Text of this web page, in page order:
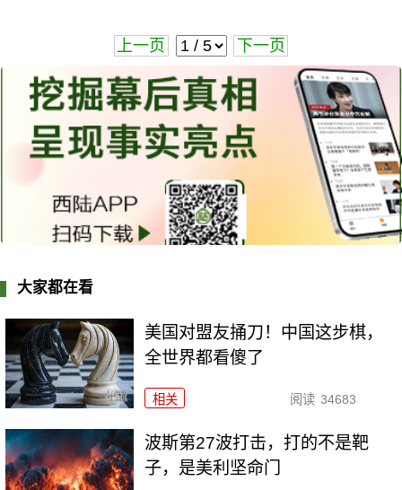
上一页 下一页
大家都在看
美国对盟友捅刀！中国这步棋，
全世界都看傻了
相关 阅读 34683
波斯第27波打击，打的不是靶
子，是美利坚命门